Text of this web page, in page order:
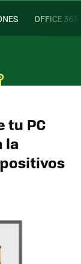
OFFICE 365
tu PC
la